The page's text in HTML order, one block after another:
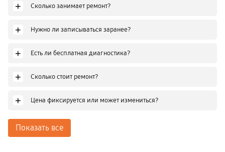
+ Сколько занимает ремонт?
+ Нужно ли записываться заранее?
+ Есть ли бесплатная диагностика?
+ Сколько стоит ремонт?
+ Цена фиксируется или может измениться?
Показать все